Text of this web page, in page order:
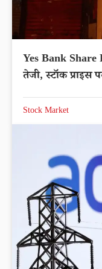
Yes Bank Share
तेजी, स्टॉक प्राइस
Stock Market